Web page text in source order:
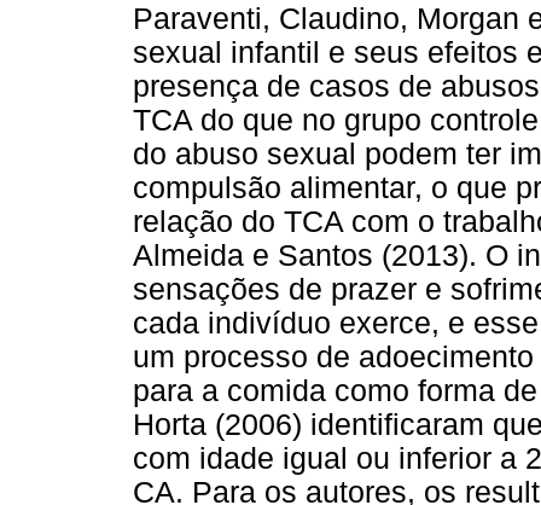
Paraventi, Claudino, Morgan
sexual infantil e seus efeitos
presença de casos de
TCA do que no grupo
do abuso sexual podem ter
compulsão alimentar, o que
relação do TCA com o
Almeida e Santos (2013). O
sensações de prazer e
cada indivíduo exerce, e
um processo de
para a comida como forma
Horta (2006) identificaram
com idade igual ou inferior a
CA. Para os autores, os